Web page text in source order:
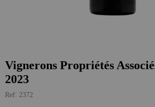
Vignerons Propriétés
2023
2372